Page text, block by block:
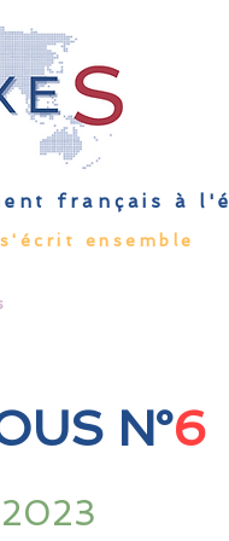
français à
ensemble
N°6